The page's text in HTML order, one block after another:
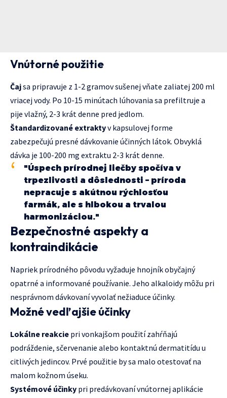
Vnútorné použitie
Čajsa pripravuje z 1-2 gramov sušenej vňate zaliatej 200 ml
vriacej vody. Po 10-15 minútach lúhovania sa prefiltruje a
pije vlažný, 2-3 krát denne pred jedlom.
Štandardizované extraktyv kapsulovej forme
zabezpečujú presné dávkovanie účinných látok. Obvyklá
dávka je 100-200 mg extraktu 2-3 krát denne.
"Úspech prírodnej liečby spočíva v
trpezlivosti a dôslednosti – príroda
nepracuje s akútnou rýchlosťou
farmák, ale s hlbokou a trvalou
harmonizáciou."
Bezpečnostné aspekty a
kontraindikácie
Napriek prírodného pôvodu vyžaduje hnojník obyčajný
opatrné a informované používanie. Jeho alkaloidy môžu pri
nesprávnom dávkovaní vyvolať nežiaduce účinky.
Možné vedľajšie účinky
Lokálne reakcie pri vonkajšom použití zahŕňajú
podráždenie, sčervenanie alebo kontaktnú dermatitídu u
citlivých jedincov. Prvé použitie by sa malo otestovať na
malom kožnom úseku.
Systémové účinky pri predávkovaní vnútornej aplikácie